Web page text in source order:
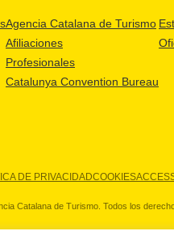
Agencia Catalana de Turismo
Afiliaciones
Profesionales
Catalunya Convention Bureau
DE PRIVACIDADCOOKIES
Catalana de Turismo. Todos los